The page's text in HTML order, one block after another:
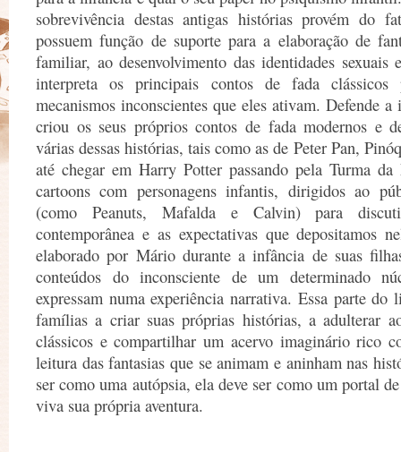
sobrevivência destas antigas histórias provém do
possuem função de suporte para a elaboração de
familiar, ao desenvolvimento das identidades sexuais
interpreta os principais contos de fada clássicos
mecanismos inconscientes que eles ativam. Defende
criou os seus próprios contos de fada modernos e
várias dessas histórias, tais como as de Peter Pan,
até chegar em Harry Potter passando pela Turma
cartoons com personagens infantis, dirigidos ao
(como Peanuts, Mafalda e Calvin) para
contemporânea e as expectativas que depositamos
elaborado por Mário durante a infância de suas
conteúdos do inconsciente de um determinado
expressam numa experiência narrativa. Essa parte
famílias a criar suas próprias histórias, a adulterar
clássicos e compartilhar um acervo imaginário rico
leitura das fantasias que se animam e aninham nas
ser como uma autópsia, ela deve ser como um portal
viva sua própria aventura.